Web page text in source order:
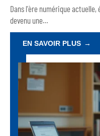
Dans l'ère numérique
devenu une…
EN SAVOIR PLUS